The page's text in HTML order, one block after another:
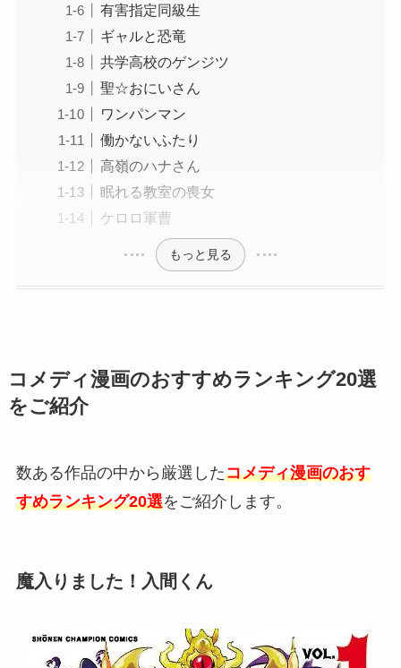
有害指定同級生
ギャルと恐竜
共学高校のゲンジツ
聖☆おにいさん
ワンパンマン
働かないふたり
高嶺のハナさん
眠れる教室の喪女
ケロロ軍曹
もっと見る
コメディ漫画のおすすめランキング20選
をご紹介
数ある作品の中から厳選したコメディ漫画のおす
すめランキング20選をご紹介します。
魔入りました！入間くん